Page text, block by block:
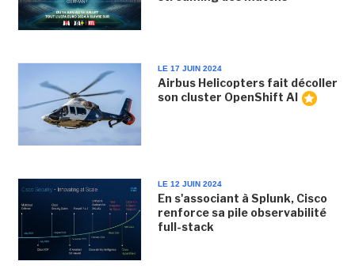
LE 17 JUIN 2024
Airbus Helicopters fait décoller
son cluster OpenShift AI
LE 12 JUIN 2024
En s'associant à Splunk, Cisco
renforce sa pile observabilité
full-stack